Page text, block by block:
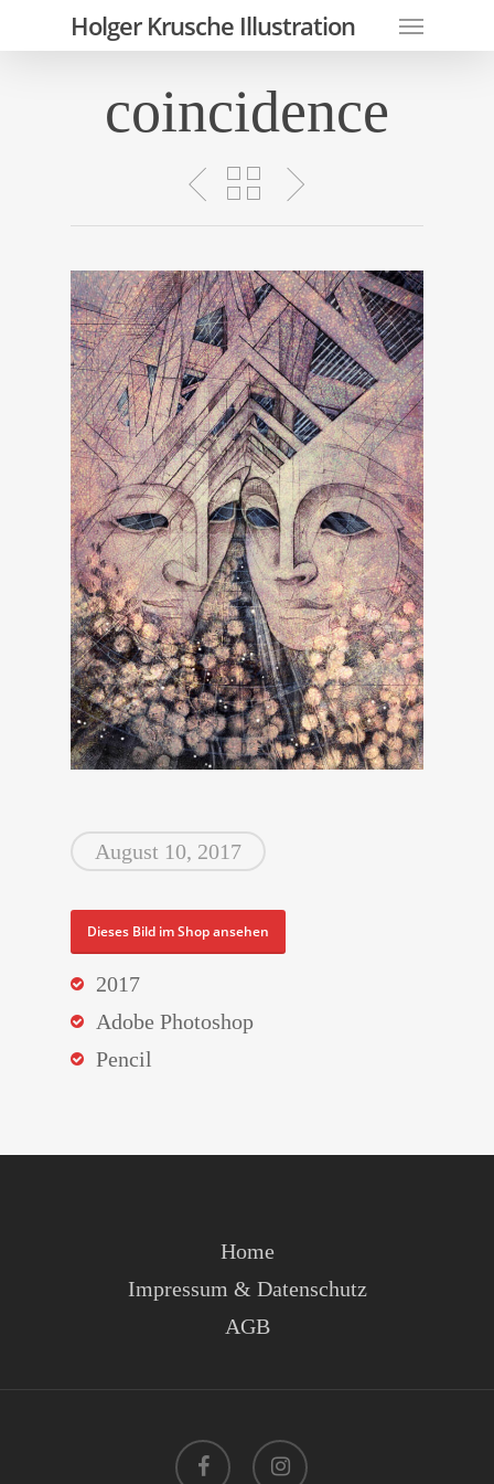
Holger Krusche Illustration Menu
coincidence
August 10, 2017
Dieses Bild im Shop ansehen
2017
Adobe Photoshop
Pencil
Home
Impressum & Datenschutz
AGB
facebook instagram